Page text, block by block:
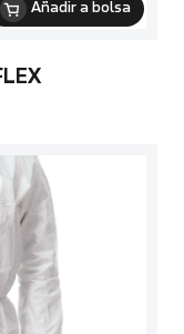
Añadir a bolsa